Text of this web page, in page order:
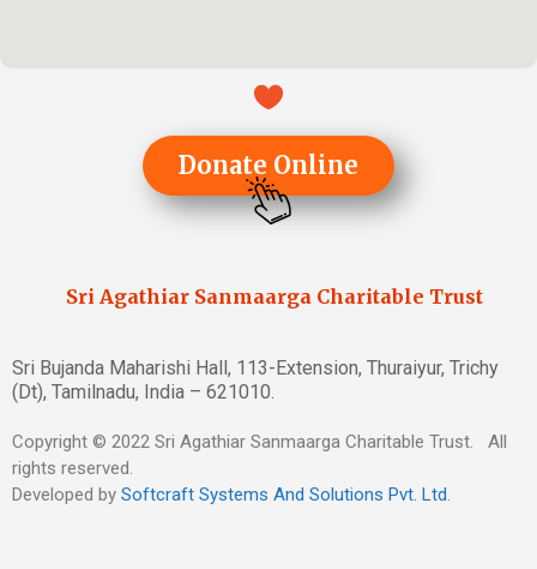
Donate Online
Sri Agathiar Sanmaarga Charitable Trust
Sri Bujanda Maharishi Hall, 113-Extension, Thuraiyur, Trichy
(Dt), Tamilnadu, India – 621010.
Copyright © 2022 Sri Agathiar Sanmaarga Charitable Trust. All
rights reserved.
Developed by Softcraft Systems And Solutions Pvt. Ltd.